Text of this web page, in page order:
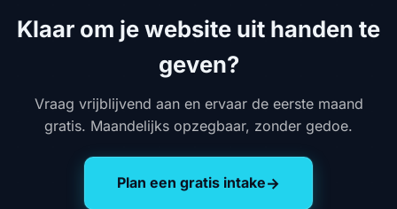
Klaar om je website uit handen te
geven?
Vraag vrijblijvend aan en ervaar de eerste maand
gratis. Maandelijks opzegbaar, zonder gedoe.
Plan een gratis intake→